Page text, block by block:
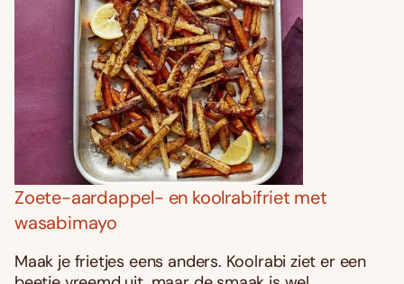
Zoete-aardappel- en koolrabifriet met
wasabimayo
Maak je frietjes eens anders. Koolrabi ziet er een